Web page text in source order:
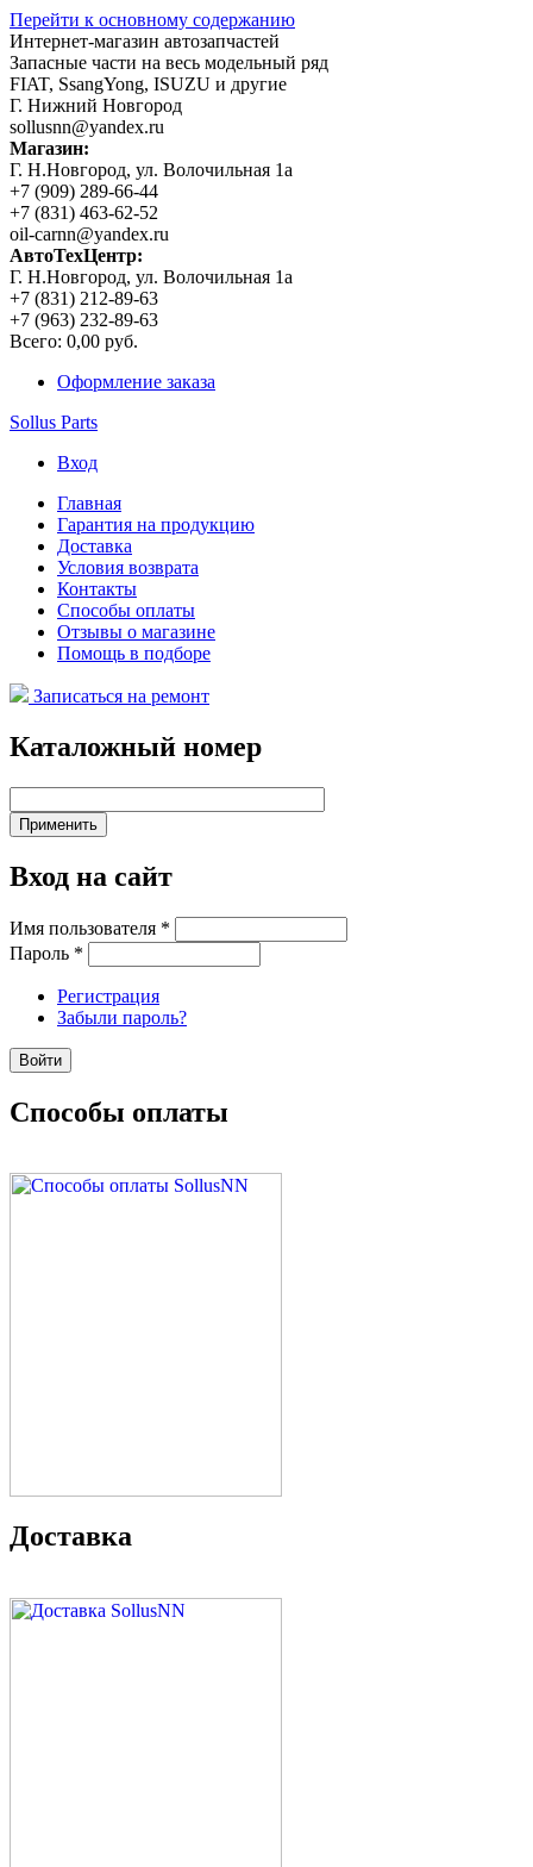
Перейти к основному содержанию
Интернет-магазин автозапчастей
Запасные части на весь модельный ряд
FIAT, SsangYong, ISUZU и другие
Г. Нижний Новгород
sollusnn@yandex.ru
Магазин:
Г. Н.Новгород, ул. Волочильная 1а
+7 (909) 289-66-44
+7 (831) 463-62-52
oil-carnn@yandex.ru
АвтоТехЦентр:
Г. Н.Новгород, ул. Волочильная 1а
+7 (831) 212-89-63
+7 (963) 232-89-63
Всего: 0,00 руб.
Оформление заказа
Sollus Parts
Вход
Главная
Гарантия на продукцию
Доставка
Условия возврата
Контакты
Способы оплаты
Отзывы о магазине
Помощь в подборе
Записаться на ремонт
Каталожный номер
Вход на сайт
Имя пользователя *
Пароль *
Регистрация
Забыли пароль?
Способы оплаты
Доставка